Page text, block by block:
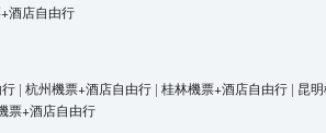
酒店自由行
| 杭州機票+酒店自由行 | 桂林機票+酒店自由行 | 昆
票+酒店自由行